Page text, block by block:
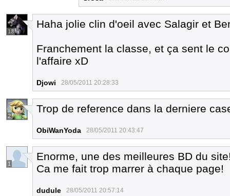
13
Haha jolie clin d'oeil avec Salagir et
Franchement la classe, et ça sent le
l'affaire xD
Djowi 28/05/2011 20:28:33
2
Trop de reference dans la derniere
ObiWanYoda 28/05/2011 20:43:47
1
Enorme, une des meilleures BD du
Ca me fait trop marrer à chaque page!
dudule 28/05/2011 20:57:14